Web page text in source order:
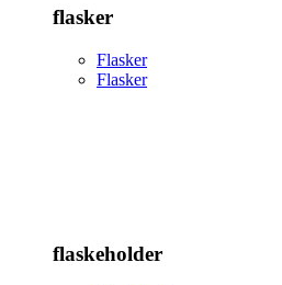
flasker
Flasker
Flasker
flaskeholder